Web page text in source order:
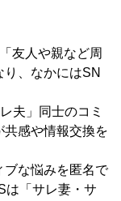
友人や親など周
、なかにはSN
夫」同士のコミ
共感や情報交換を
ブな悩みを匿名で
は「サレ妻・サ